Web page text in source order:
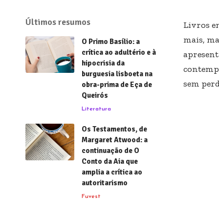
Últimos resumos
O Primo Basílio: a
crítica ao adultério e à
hipocrisia da
burguesia lisboeta na
obra-prima de Eça de
Queirós
Literatura
Os Testamentos, de
Margaret Atwood: a
continuação de O
Conto da Aia que
amplia a crítica ao
autoritarismo
Fuvest
Livros
mais,
sem